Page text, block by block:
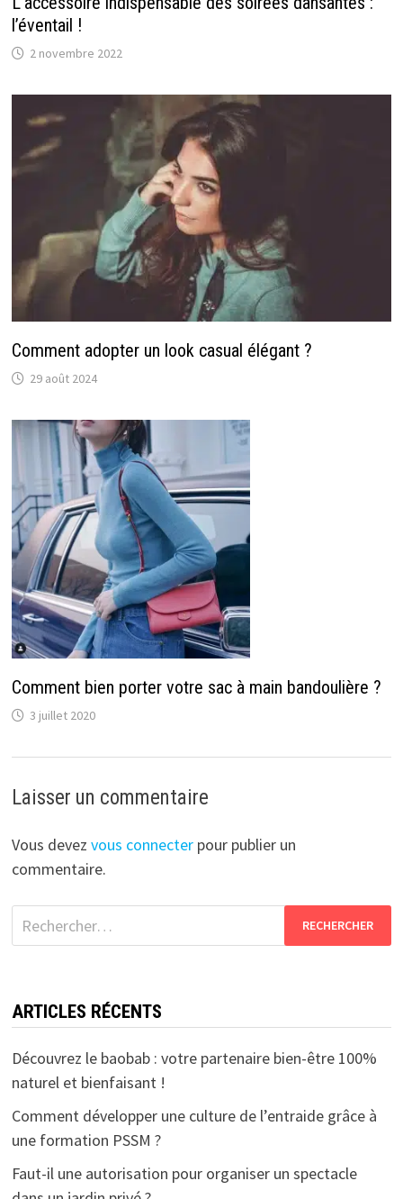
l’éventail !
2 novembre 2022
Comment adopter un look casual élégant ?
29 août 2024
Comment bien porter votre sac à main bandoulière ?
3 juillet 2020
Laisser un commentaire
Vous devez vous connecterpour publier un
commentaire.
Rechercher :
ARTICLES RÉCENTS
Découvrez le baobab : votre partenaire bien-être 100%
naturel et bienfaisant !
Comment développer une culture de l’entraide grâce à
une formation PSSM ?
Faut-il une autorisation pour organiser un spectacle